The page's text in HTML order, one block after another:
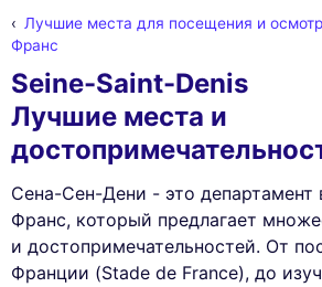
Лучшие места для посещения и
Франс
Seine-Saint-Denis
Лучшие места и
Сена-Сен-Дени - это департамент
Франс, который предлагает
и достопримечательностей. От
Франции (Stade de France), до